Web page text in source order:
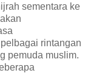
sementara ke
rintangan
pemuda muslim.